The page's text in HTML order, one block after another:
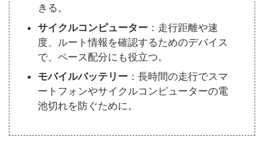
きる。
サイクルコンピューター ：走行距離や速
度、ルート情報を確認するためのデバイス
で、ペース配分にも役立つ。
モバイルバッテリー ：長時間の走行でスマ
ートフォンやサイクルコンピューターの電
池切れを防ぐために。